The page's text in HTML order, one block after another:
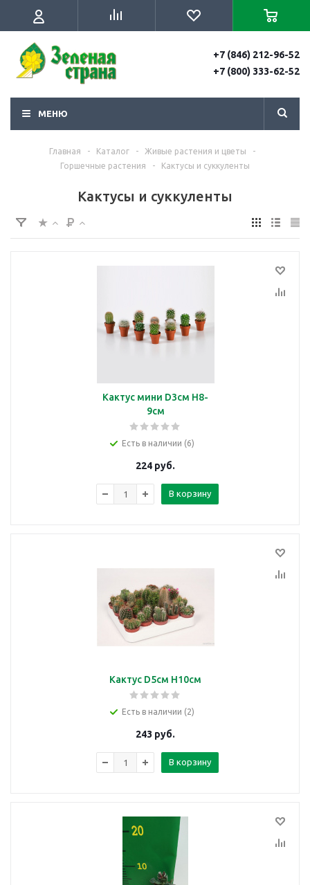
+7 (846) 212-96-52
+7 (800) 333-62-52
МЕНЮ
Главная - Каталог - Живые растения и цветы
-
Горшечные растения
- Кактусы и суккуленты
Кактусы и суккуленты
Кактус мини D3см H8-
9см
Есть в наличии (6)
224 руб.
В корзину
Кактус D5см H10см
Есть в наличии (2)
243 руб.
В корзину